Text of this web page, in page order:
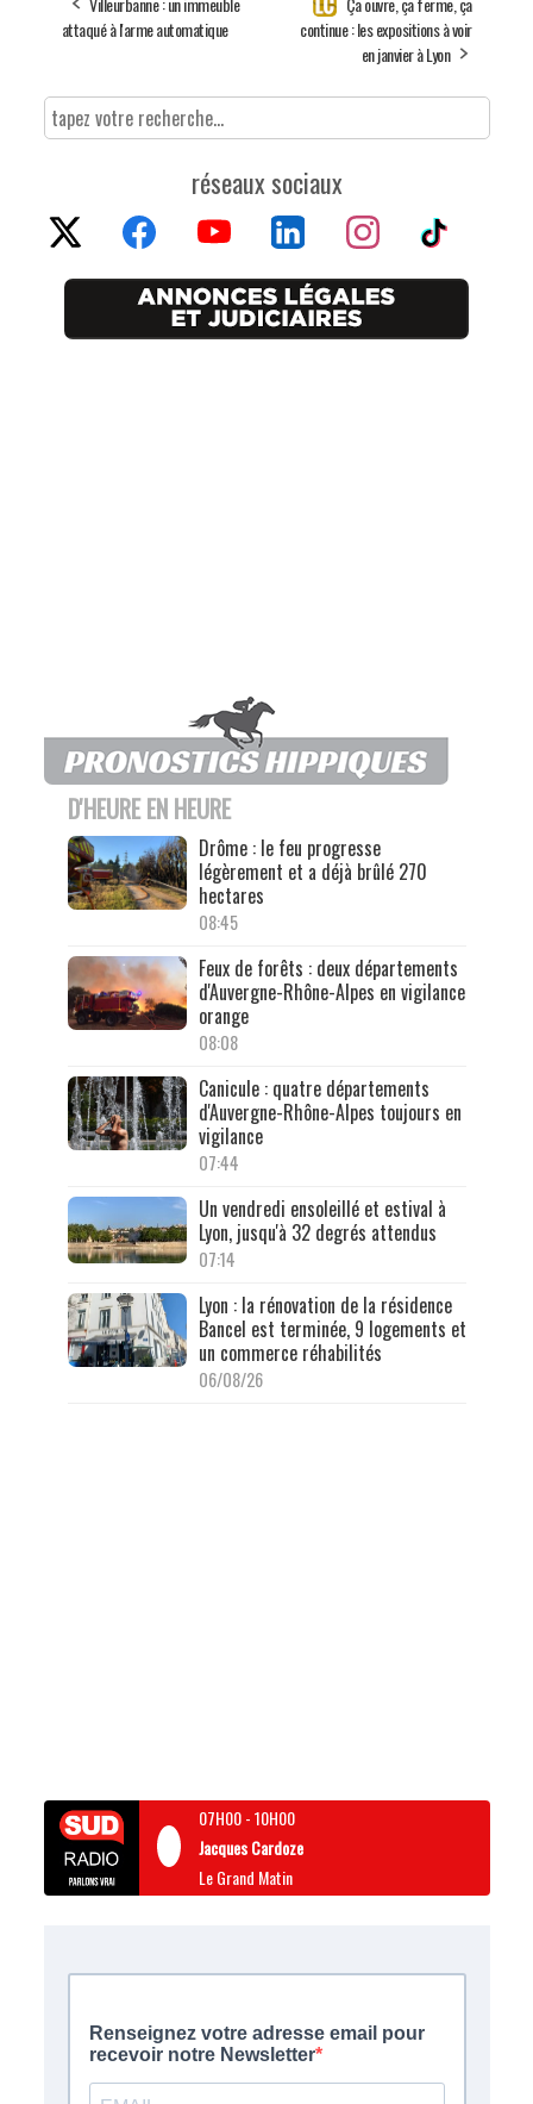
attaqué à l'arme automatique
continue : les expositions à voir
en janvier à Lyon
réseaux sociaux
D'HEURE EN HEURE
Drôme : le feu progresse
légèrement et a déjà brûlé 270
hectares
08:45
Feux de forêts : deux départements
d'Auvergne-Rhône-Alpes en vigilance
orange
08:08
Canicule : quatre départements
d'Auvergne-Rhône-Alpes toujours en
vigilance
07:44
Un vendredi ensoleillé et estival à
Lyon, jusqu'à 32 degrés attendus
07:14
Lyon : la rénovation de la résidence
Bancel est terminée, 9 logements et
un commerce réhabilités
06/08/26
07H00-10H00
Jacques Cardoze
Le Grand Matin